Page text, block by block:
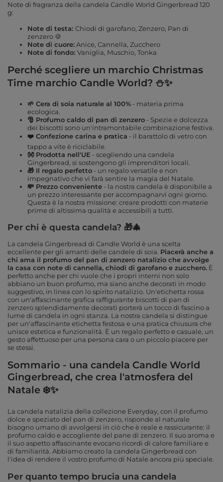
Note di fragranza della candela Candle World Gingerbread 120
g:
Note di testa: Chiodi di garofano, Zenzero, Pan di
zenzero 🍪
Note di cuore:Anice, Cannella, Zucchero
Note di fondo: Vaniglia, Muschio, Tonka
Perché scegliere un marchio Christmas
Time marchio Candle World? ⛄✨
🌱 Cera di soia naturale al 100% - materia prima
ecologica.
🎅 Profumo caldo di pan di zenzero - Spezie e dolcezza
dei biscotti sono un'intramontabile combinazione festiva.
❤️ Confezione carina e pratica - il barattolo di vetro con
tappo a vite è riciclabile.
👐 Prodotta nell'UE - scegliendo una candela
Gingerbread, si sostengono gli imprenditori locali.
🎁 Il regalo perfetto - un regalo versatile e non
impegnativo che vi farà sentire la magia del Natale.
💸 Prezzo conveniente - la nostra candela è disponibile a
un prezzo interessante per accompagnarvi ogni giorno.
Questa è la nostra missione: creare prodotti con materie
prime di altissima qualità e accessibili a tutti.
Per chi è questa candela? 🎁🎄
La candela Gingerbread di Candle World è una scelta
eccellente per gli amanti delle candele di soia. Piacerà anche a
chi ama il profumo del pan di zenzero natalizio che avvolge
la casa con note di cannella, chiodi di garofano e zucchero. È
perfetto anche per chi vuole che i propri interni non solo
abbiano un buon profumo, ma siano anche decorati in modo
suggestivo, in linea con lo spirito natalizio. Un'etichetta rossa
con un'affascinante grafica raffigurante biscotti di pan di
zenzero splendidamente decorati porterà un tocco di fascino a
lume di candela in ogni stanza. La nostra candela si distingue
per un'affascinante etichetta festosa e una pratica chiusura che
unisce estetica e funzionalità. È un regalo perfetto e casuale, un
gesto affettuoso per una persona cara o un piccolo piacere per
se stessi.
Sommario - una candela Candle World
Gingerbread, che crea l'atmosfera del
Natale ❄️✨
La candela natalizia della collezione Everyday, con il profumo
dolce e speziato del pan di zenzero, risponde al naturale
bisogno umano di avvolgersi in ciò che è reale e rassicurante: il
profumo caldo e accogliente del pane di zenzero. Il suo aroma e
il suo aspetto affascinante evocano ricordi di calore familiare e
di familiarità. Abbiamo creato la candela Gingerbread con
l'idea di rendere il vostro profumo di Natale ancora più speciale.
Per quanto tempo brucia una candela